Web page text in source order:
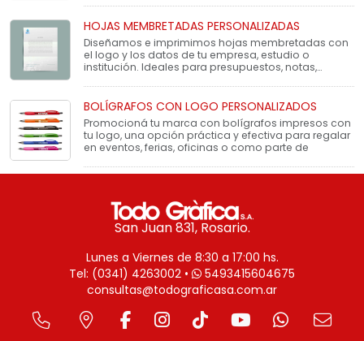
HOJAS MEMBRETADAS PERSONALIZADAS
Diseñamos e imprimimos hojas membretadas con
el logo y los datos de tu empresa, estudio o
institución. Ideales para presupuestos, notas,
BOLÍGRAFOS CON LOGO PERSONALIZADOS
Promocioná tu marca con bolígrafos impresos con
tu logo, una opción práctica y efectiva para regalar
en eventos, ferias, oficinas o como parte de
San Juan 831, Rosario.
Lunes a Viernes de 8:30 a 17:00 hs.
Tel: (0341) 4263002 •
5493415604675
consultas@todograficasa.com.ar